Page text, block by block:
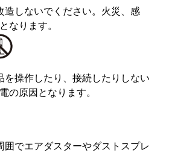
造しないでください。火災、感
なります。
を操作したり、接続したりしない
の原因となります。
囲でエアダスターやダストスプレ